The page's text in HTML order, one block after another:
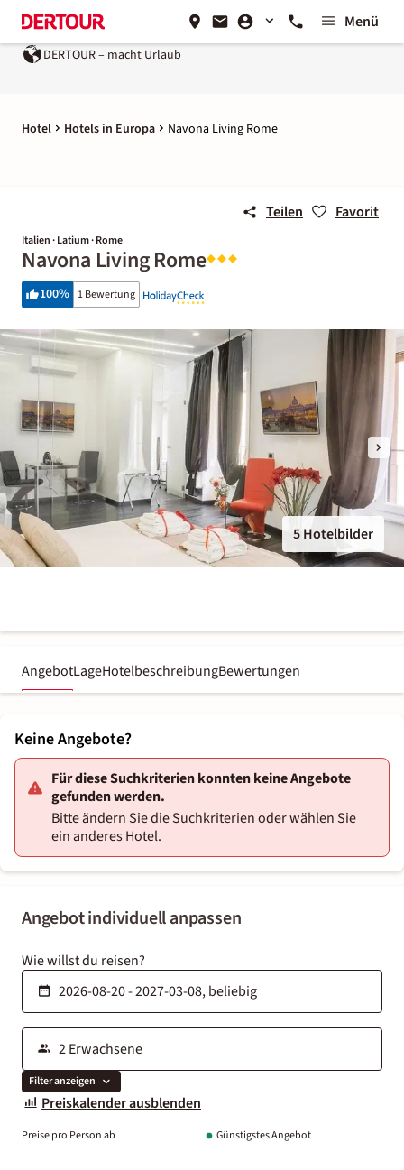
Menü
DERTOUR – macht Urlaub
Hotel Hotels in Europa Navona Living Rome
Teilen Favorit
Italien · Latium · Rome
Navona Living Rome
100% 1 Bewertung
5 Hotelbilder
AngebotLageHotelbeschreibungBewertungen
Angebot individuell anpassen
Wie willst du reisen?
Filter anzeigen
Preiskalender ausblenden
Preise pro Person ab Günstigstes Angebot
Keine Angebote?
Für diese Suchkriterien konnten keine Angebote
gefunden werden.
Bitte ändern Sie die Suchkriterien oder wählen Sie
ein anderes Hotel.